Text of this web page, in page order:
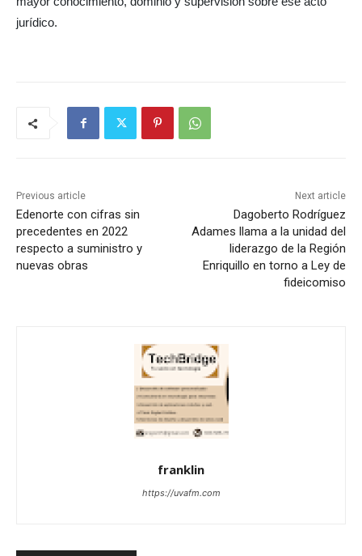
jurídico.
Previous article
Edenorte con cifras sin
precedentes en 2022
respecto a suministro y
nuevas obras
Next article
Dagoberto Rodríguez
Adames llama a la unidad del
liderazgo de la Región
Enriquillo en torno a Ley de
fideicomiso
franklin
https://uvafm.com